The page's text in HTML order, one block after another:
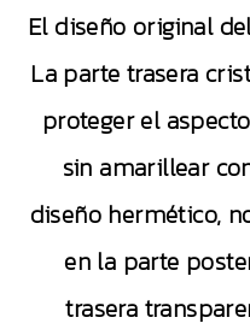
El diseño original
La parte trasera
proteger el
sin amarillear
diseño hermético,
en la parte
trasera